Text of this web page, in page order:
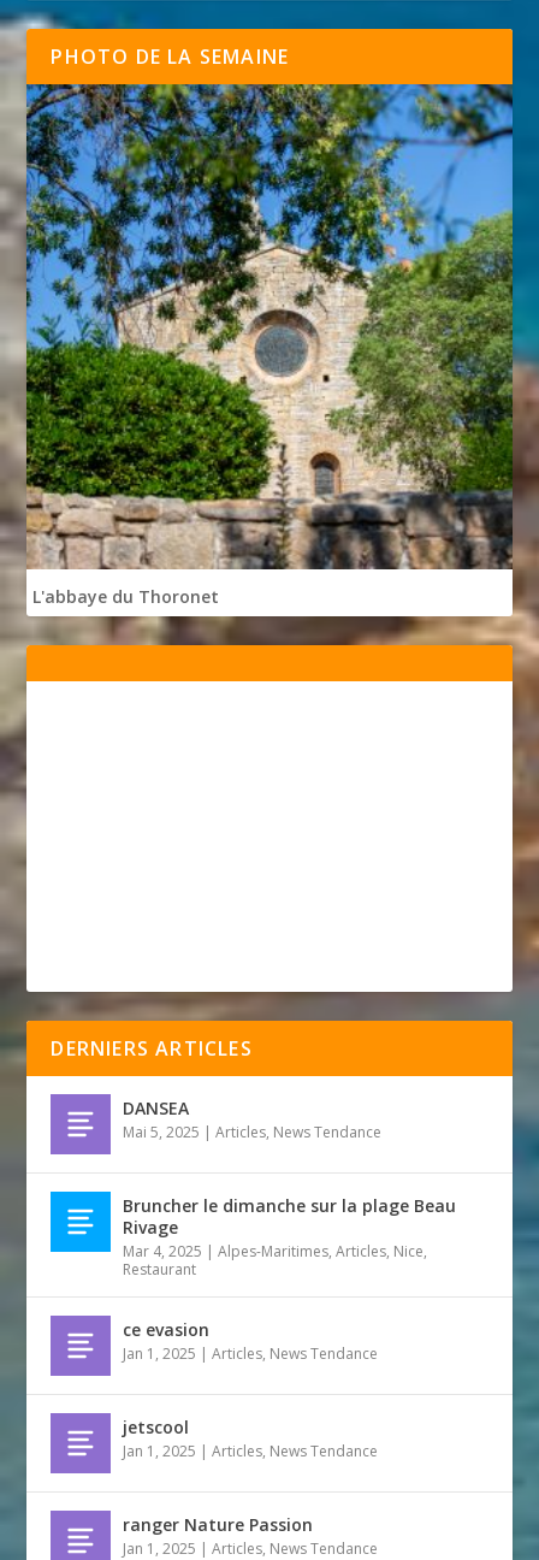
PHOTO DE LA SEMAINE
L'abbaye du Thoronet
DERNIERS ARTICLES
DANSEA
Mai 5, 2025 |Articles, News Tendance
Bruncher le dimanche sur la plage Beau
Rivage
Mar 4, 2025 |Alpes-Maritimes,Articles, Nice,
Restaurant
ce evasion
Jan 1, 2025 |Articles, News Tendance
jetscool
Jan 1, 2025 |Articles, News Tendance
ranger Nature Passion
Jan 1, 2025 |Articles, News Tendance